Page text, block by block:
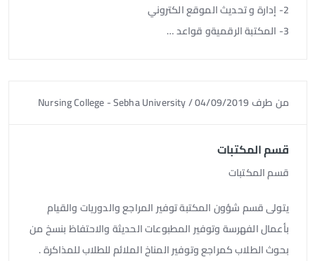
2- إدارة و تحديث الموقع الكتروني
3- المكتبة الرقميةو قواعد …
من طرف Nursing College - Sebha University/04/09/2019
قسم المكتبات
قسم المكتبات
يتولى قسم شؤون المكتبة توفير المراجع والدوريات والقيام
بأعمال الفهرسة وتوفير المطبوعات الحديثة والاحتفاظ بنسخ من
بحوث الطلاب كمراجع وتوفير المناخ الملائم للطلاب للمذاكرة .